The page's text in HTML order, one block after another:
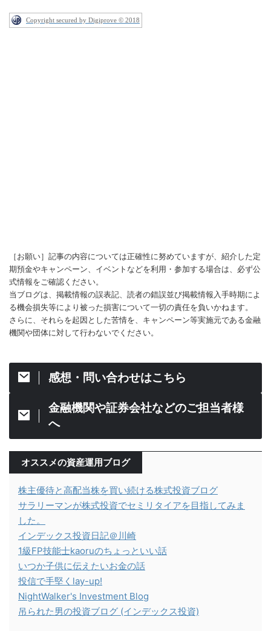
Copyright secured by Digiprove © 2018
［お願い］記事の内容については正確性に努めていますが、紹介した定
期預金やキャンペーン、イベントなどを利用・参加する場合は、必ず公
式情報をご確認ください。
当ブログは、掲載情報の誤表記、読者の錯誤並び掲載情報入手時期によ
る機会損失等により被った損害について一切の責任を負いかねます。
さらに、それらを起因とした苦情を、キャンペーン等実施元である金融
機関や団体に対して行わないでください。
感想・問い合わせはこちら
金融機関や証券会社などのご担当者様
へ
オススメの資産運用ブログ
株主優待と高配当株を買い続ける株式投資ブログ
サラリーマンが株式投資でセミリタイアを目指してみま
した。
インデックス投資日記＠川崎
1級FP技能士kaoruのちょっといい話
いつか子供に伝えたいお金の話
投信で手堅くlay-up!
NightWalker's Investment Blog
吊られた男の投資ブログ (インデックス投資)